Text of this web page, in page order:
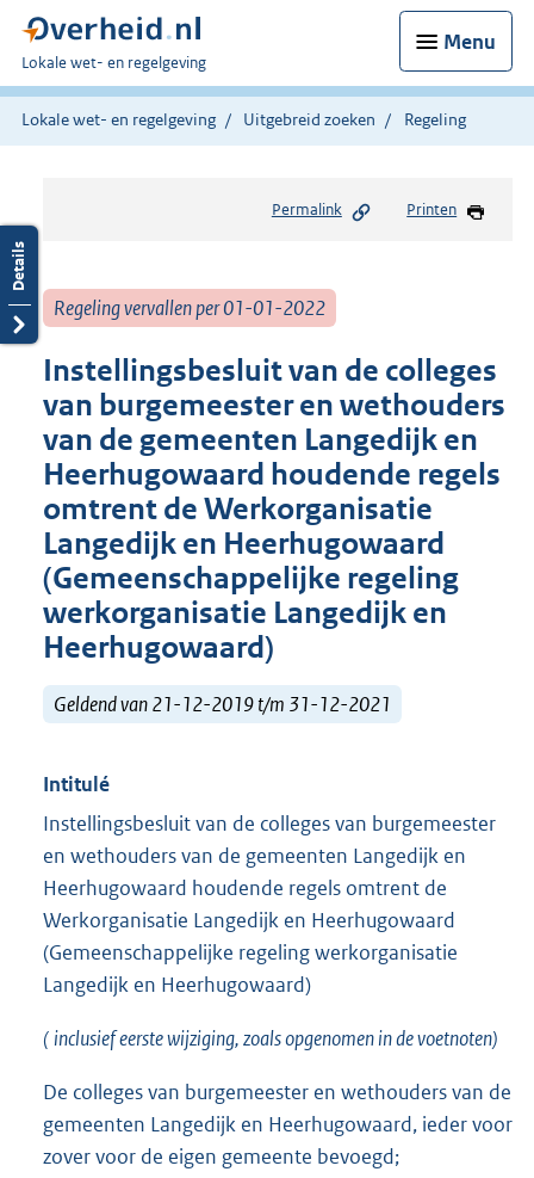
Menu
U
bent
hier:
Lokale wet- en regelgeving
Lokale wet- en regelgeving Uitgebreid zoeken Regeling
Permalink Printen
Regeling vervallen per 01-01-2022
Instellingsbesluit van de colleges
van burgemeester en wethouders
van de gemeenten Langedijk en
Heerhugowaard houdende regels
omtrent de Werkorganisatie
Langedijk en Heerhugowaard
(Gemeenschappelijke regeling
werkorganisatie Langedijk en
Heerhugowaard)
Geldend van 21-12-2019 t/m 31-12-2021
Intitulé
Instellingsbesluit van de colleges van burgemeester
en wethouders van de gemeenten Langedijk en
Heerhugowaard houdende regels omtrent de
Werkorganisatie Langedijk en Heerhugowaard
(Gemeenschappelijke regeling werkorganisatie
Langedijk en Heerhugowaard)
( inclusief eerste wijziging, zoals opgenomen in de voetnoten)
De colleges van burgemeester en wethouders van de
gemeenten Langedijk en Heerhugowaard, ieder voor
zover voor de eigen gemeente bevoegd;